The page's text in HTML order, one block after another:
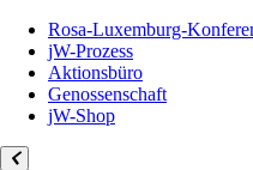
Rosa-Luxemburg-
jW-Prozess
Aktionsbüro
Genossenschaft
jW-Shop